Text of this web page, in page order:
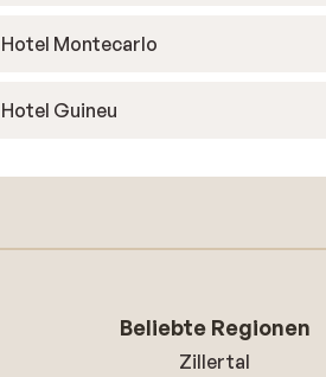
Hotel Montecarlo
Hotel Guineu
Beliebte Regionen
Zillertal